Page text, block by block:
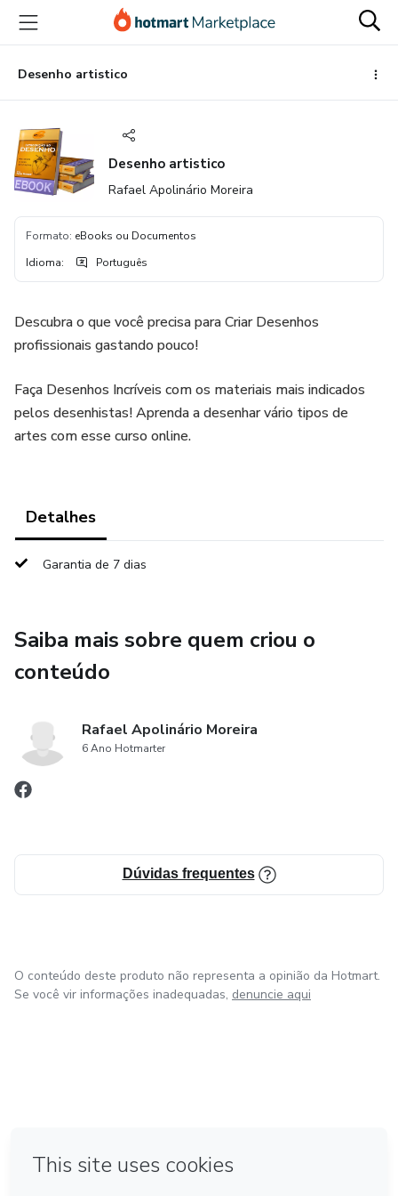
para
conteúdo
principal
para
pagamento
para
rodapé
Desenho artistico
Desenho artistico
Rafael Apolinário Moreira
Formato: eBooks ou Documentos
Idioma: Português
Descubra o que você precisa para Criar Desenhos
profissionais gastando pouco!
Faça Desenhos Incríveis com os materiais mais indicados
pelos desenhistas! Aprenda a desenhar vário tipos de
artes com esse curso online.
Detalhes
Garantia de 7 dias
Saiba mais sobre quem criou o
conteúdo
Rafael Apolinário Moreira
6 Ano Hotmarter
Dúvidas frequentes
O conteúdo deste produto não representa a opinião da Hotmart.
Se você vir informações inadequadas, denuncie aqui
Feito com ❤ em Bogotá